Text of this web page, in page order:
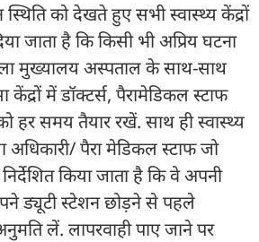
को देखते हुए सभी स्वास्थ्य केंद्रों
जाता है कि किसी भी अप्रिय घटना
मुख्यालय अस्पताल के साथ-साथ
में डॉक्टर्स, पैरामेडिकल स्टाफ
समय तैयार रखें. साथ ही स्वास्थ्य
अधिकारी/ पैरा मेडिकल स्टाफ जो
किया जाता है कि वे अपनी
ड्यूटी स्टेशन छोड़ने से पहले
लें. लापरवाही पाए जाने पर